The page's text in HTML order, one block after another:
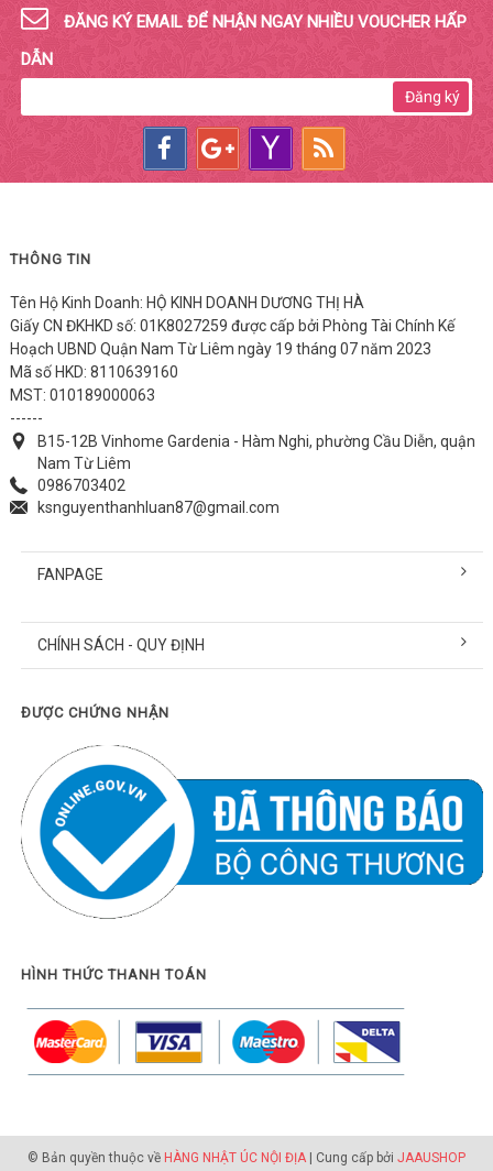
ĐĂNG KÝ EMAIL ĐỂ NHẬN NGAY NHIỀU VOUCHER HẤP
DẪN
Đăng ký
THÔNG TIN
Tên Hộ Kinh Doanh: HỘ KINH DOANH DƯƠNG THỊ HÀ
Giấy CN ĐKHKD số: 01K8027259 được cấp bởi Phòng Tài Chính Kế
Hoạch UBND Quận Nam Từ Liêm ngày 19 tháng 07 năm 2023
Mã số HKD: 8110639160
MST: 010189000063
------
B15-12B Vinhome Gardenia - Hàm Nghi, phường Cầu Diễn, quận
Nam Từ Liêm
0986703402
ksnguyenthanhluan87@gmail.com
FANPAGE
CHÍNH SÁCH - QUY ĐỊNH
ĐƯỢC CHỨNG NHẬN
HÌNH THỨC THANH TOÁN
© Bản quyền thuộc về HÀNG NHẬT ÚC NỘI ĐỊA | Cung cấp bởi JAAUSHOP